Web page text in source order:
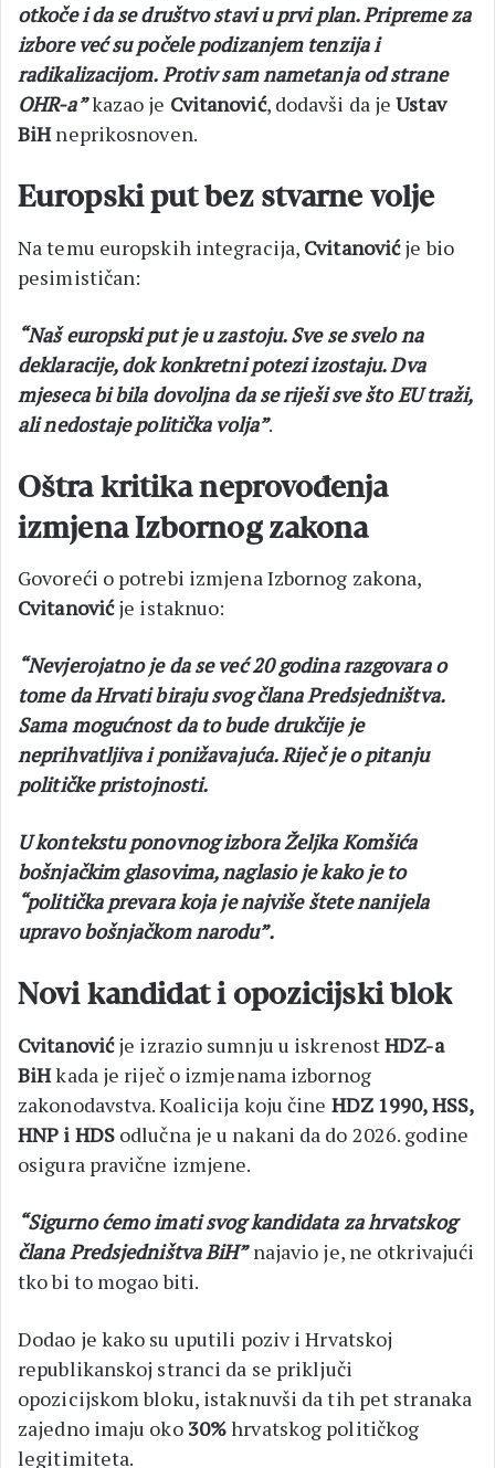
otkoče i da se društvo stavi u prvi plan. Pripreme za
izbore već su počele podizanjem tenzija i
radikalizacijom. Protiv sam nametanja od strane
OHR-a”kazao je Cvitanović, dodavši da jeUstav
BiHneprikosnoven.
Europski put bez stvarne volje
Na temu europskih integracija, Cvitanovićje bio
pesimističan:
“Naš europski put je u zastoju. Sve se svelo na
deklaracije, dok konkretni potezi izostaju. Dva
mjeseca bi bila dovoljna da se riješi sve što EU traži,
ali nedostaje politička volja”.
Oštra kritika neprovođenja
izmjena Izbornog zakona
Govoreći o potrebi izmjena Izbornog zakona,
Cvitanovićje istaknuo:
“Nevjerojatno je da se već 20 godina razgovara o
tome da Hrvati biraju svog člana Predsjedništva.
Sama mogućnost da to bude drukčije je
neprihvatljiva i ponižavajuća. Riječ je o pitanju
političke pristojnosti.
U kontekstu ponovnog izbora Željka Komšića
bošnjačkim glasovima, naglasio je kako je to
“politička prevara koja je najviše štete nanijela
upravo bošnjačkom narodu”.
Novi kandidat i opozicijski blok
Cvitanovićje izrazio sumnju u iskrenostHDZ-a
BiHkada je riječ o izmjenama izbornog
zakonodavstva. Koalicija koju čine HDZ 1990, HSS,
HNP i HDSodlučna je u nakani da do 2026. godine
osigura pravične izmjene.
“Sigurno ćemo imati svog kandidata za hrvatskog
člana Predsjedništva BiH” najavio je, ne otkrivajući
tko bi to mogao biti.
Dodao je kako su uputili poziv i Hrvatskoj
republikanskoj stranci da se priključi
opozicijskom bloku, istaknuvši da tih pet stranaka
zajedno imaju oko 30%hrvatskog političkog
legitimiteta.